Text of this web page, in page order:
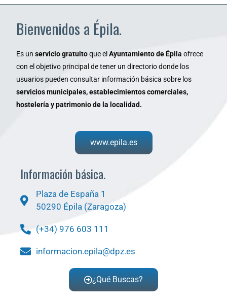
Bienvenidos a Épila.
Es un servicio gratuitoque el Ayuntamiento de Épila ofrece
con el objetivo principal de tener un directorio donde los
usuarios pueden consultar información básica sobre los
servicios municipales, establecimientos comerciales,
hostelería y patrimonio de la localidad.
www.epila.es
Información básica.
Plaza de España 1
50290 Épila (Zaragoza)
(+34) 976 603 111
informacion.epila@dpz.es
¿Qué Buscas?